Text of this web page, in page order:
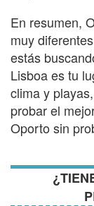
En resumen,
muy
estás
Lisboa es tu
clima y
probar el
Oporto sin